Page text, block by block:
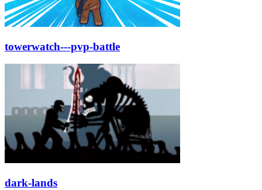
towerwatch---pvp-battle
dark-lands